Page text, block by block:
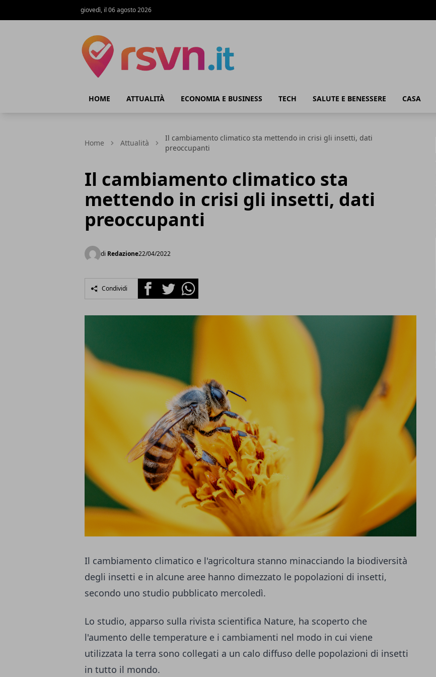
giovedì, il 06 agosto 2026
HOME ATTUALITÀ ECONOMIA E BUSINESS TECH SALUTE E BENESSERE CASA
Home Attualità
Il cambiamento climatico sta mettendo in crisi gli insetti, dati
preoccupanti
Il cambiamento climatico sta
mettendo in crisi gli insetti, dati
preoccupanti
di Redazione22/04/2022
Condividi FacebookTwitterWhatsapp
Il cambiamento climatico e l'agricoltura stanno minacciando la biodiversità
degli insetti e in alcune aree hanno dimezzato le popolazioni di insetti,
secondo uno studio pubblicato mercoledì.
Lo studio, apparso sulla rivista scientifica Nature, ha scoperto che
l'aumento delle temperature e i cambiamenti nel modo in cui viene
utilizzata la terra sono collegati a un calo diffuso delle popolazioni di insetti
in tutto il mondo.